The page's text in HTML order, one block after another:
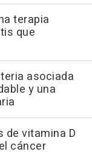
terapia
que
asociada
y una
de vitamina D
cáncer